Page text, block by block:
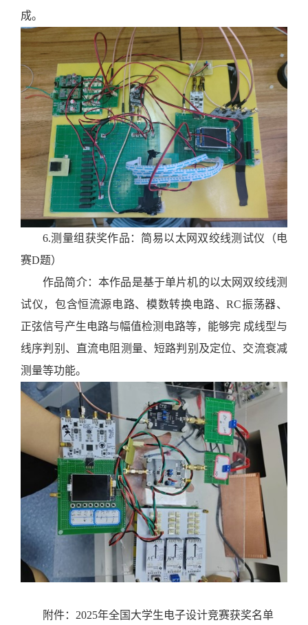
成。
6.测量组获奖作品：简易以太网双绞线测试仪（电
赛D题）
作品简介： 本作品是基于单片机的以太网双绞线测
试仪，包含恒流源电路、模数转换电路、RC振荡器、
正弦信号产生电路与幅值检测电路等，能够完 成线型与
线序判别、直流电阻测量、短路判别及定位、交流衰减
测量等功能。
附件：2025年全国大学生电子设计竞赛获奖名单